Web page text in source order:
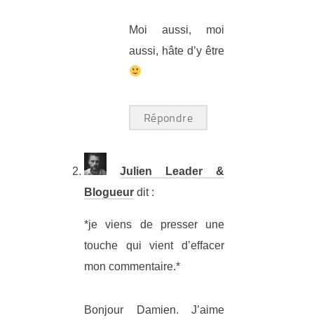
Moi aussi, moi
aussi, hâte d’y être
Répondre
Julien Leader &
Blogueur dit :
*je viens de presser une
touche qui vient d’effacer
mon commentaire.*
Bonjour Damien. J’aime